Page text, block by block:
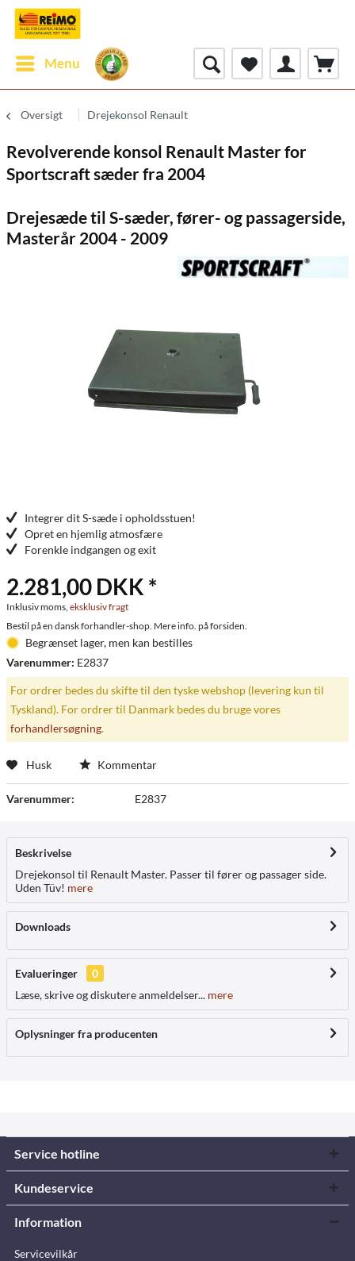
Menu
Oversigt Drejekonsol Renault
Revolverende konsol Renault Master for
Sportscraft sæder fra 2004
Drejesæde til S-sæder, fører- og passagerside,
Masterår 2004 - 2009
Integrer dit S-sæde i opholdsstuen!
Opret en hjemlig atmosfære
Forenkle indgangen og exit
2.281,00 DKK *
Inklusiv moms, eksklusiv fragt
Bestil på en dansk forhandler-shop. Mere info. på forsiden.
Begrænset lager, men kan bestilles
Varenummer: E2837
For ordrer bedes du skifte til den tyske webshop (levering kun til
Tyskland). For ordrer til Danmark bedes du bruge vores
forhandlersøgning.
Husk Kommentar
Varenummer: E2837
Beskrivelse
Drejekonsol til Renault Master. Passer til fører og passager side.
Uden Tüv! mere
Downloads
Evalueringer
0
Læse, skrive og diskutere anmeldelser... mere
Oplysninger fra producenten
Service hotline
Kundeservice
Information
Servicevilkår